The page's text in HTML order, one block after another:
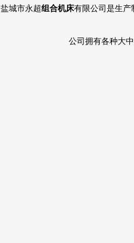
盐城市永超组合机床有限公司是生产
公司拥有各种大